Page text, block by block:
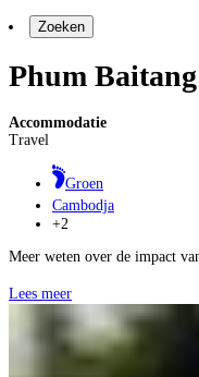
Zoeken
Phum Baitang
Accommodatie
Travel
Groen
Cambodja
+2
Meer weten over de impact
Lees meer